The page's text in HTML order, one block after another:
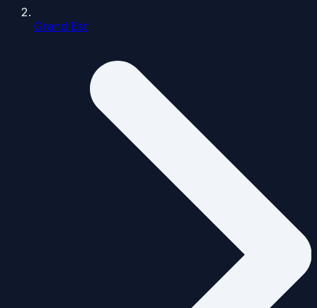
Grand Est